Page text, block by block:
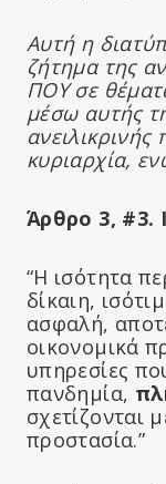
Αυτή η
ζήτημα της
ΠΟΥ σε
μέσω αυτής
κυριαρχία,
Άρθρο 3, #3.
“Η ισότητα
δίκαιη,
ασφαλή,
οικονομικά
υπηρεσίες
πανδημία,
σχετίζονται
προστασία.”